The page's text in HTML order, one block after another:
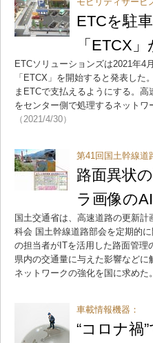
ETCを駐
「ETCX
ETCソリューションズは2021年4
「ETCX」を開始すると発表し
まETCで支払えるようにする。
をセンター側で処理するネット
（2021/4/30）
第41回国土幹線道
路面異状
ラ画像の
国土交通省は、高速道路の更新
科会 国土幹線道路部会を定期的
の担当者がITを活用した路面管理
県内の交通量に与えた影響など
ネットワークの強化を国に求めた。
車載情報機器：
“コロナ禍